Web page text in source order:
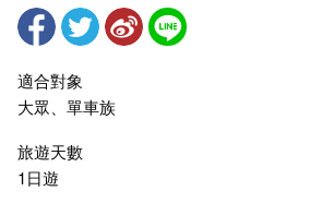
適合對象
大眾、單車族
旅遊天數
1日遊